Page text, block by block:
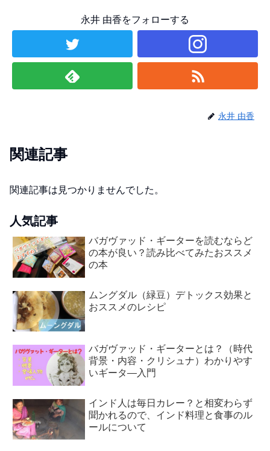
永井 由香をフォローする
永井 由香
関連記事
関連記事は見つかりませんでした。
人気記事
バガヴァッド・ギーターを読むならど
の本が良い？読み比べてみたおススメ
の本
ムングダル（緑豆）デトックス効果と
おススメのレシピ
バガヴァッド・ギーターとは？（時代
背景・内容・クリシュナ）わかりやす
いギータ―入門
インド人は毎日カレー？と相変わらず
聞かれるので、インド料理と食事のル
ールについて